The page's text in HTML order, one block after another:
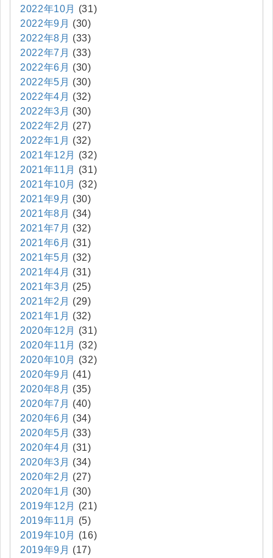
2022年10月
(31)
2022年9月 (30)
2022年8月 (33)
2022年7月 (33)
2022年6月 (30)
2022年5月 (30)
2022年4月 (32)
2022年3月 (30)
2022年2月 (27)
2022年1月 (32)
2021年12月
(32)
2021年11月
(31)
2021年10月
(32)
2021年9月 (30)
2021年8月 (34)
2021年7月 (32)
2021年6月 (31)
2021年5月 (32)
2021年4月 (31)
2021年3月 (25)
2021年2月 (29)
2021年1月 (32)
2020年12月
(31)
2020年11月
(32)
2020年10月
(32)
2020年9月 (41)
2020年8月 (35)
2020年7月 (40)
2020年6月 (34)
2020年5月 (33)
2020年4月 (31)
2020年3月 (34)
2020年2月 (27)
2020年1月 (30)
2019年12月
(21)
2019年11月
(5)
2019年10月
(16)
2019年9月 (17)